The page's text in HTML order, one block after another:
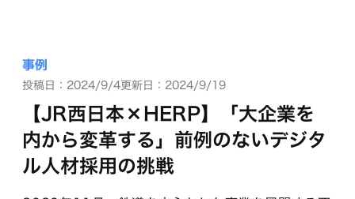
事例
投稿日：2024/9/4更新日：2024/9/19
【JR西日本×HERP】「大企業を
内から変革する」前例のないデジタ
ル人材採用の挑戦